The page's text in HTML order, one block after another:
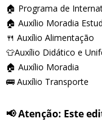
🏠 Programa de
🏠 Auxílio Moradia
🍴 Auxílio Alimentação
👕Auxílio Didático e
🏠 Auxílio Moradia
🚌 Auxílio Transporte
📢 Atenção: Este